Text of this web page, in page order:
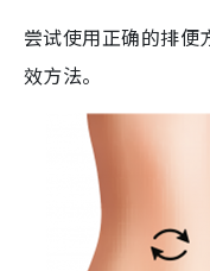
尝试使用正确的排便
效方法。